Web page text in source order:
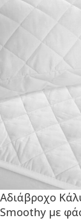
Αδιάβροχο
Smoothy με